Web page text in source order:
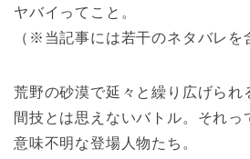
ヤバイってこと。
（※当記事には若干のネタバレを
荒野の砂漠で延々と繰り広げられ
間技とは思えないバトル。それっ
意味不明な登場人物たち。